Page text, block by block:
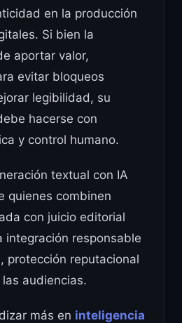
en la producción
Si bien la
aportar valor,
evitar bloqueos
legibilidad, su
hacerse con
y control humano.
textual con IA
quienes combinen
con juicio editorial
integración responsable
protección reputacional
audiencias.
más en inteligencia